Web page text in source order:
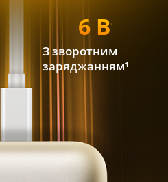
З зворотним
заряджанням¹
6 Вт